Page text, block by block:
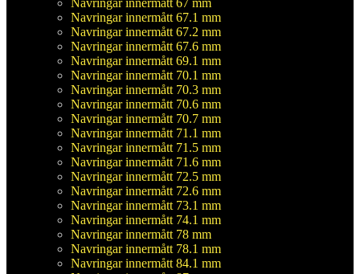
Navringar innermått 67 mm
Navringar innermått 67.1 mm
Navringar innermått 67.2 mm
Navringar innermått 67.6 mm
Navringar innermått 69.1 mm
Navringar innermått 70.1 mm
Navringar innermått 70.3 mm
Navringar innermått 70.6 mm
Navringar innermått 70.7 mm
Navringar innermått 71.1 mm
Navringar innermått 71.5 mm
Navringar innermått 71.6 mm
Navringar innermått 72.5 mm
Navringar innermått 72.6 mm
Navringar innermått 73.1 mm
Navringar innermått 74.1 mm
Navringar innermått 78 mm
Navringar innermått 78.1 mm
Navringar innermått 84.1 mm